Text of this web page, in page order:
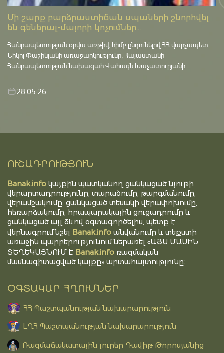
Մի շարք բարձրաստիճան սպաների շնորհվել
են գեներալ-մայորի կոչումներ...
Հանրապետության օրվա առթիվ, հիմք ընդունելով ՀՀ վարչապետ
Նիկոլ Փաշինյանի առաջարկությունը, Հայաստանի
Հանրապետության նախագահ Վահագն Խաչատուրյանի ...
28.05.26
ՈՒՇԱԴՐՈՒԹՅՈՒՆ
Banak.info կայքին պատկանող ցանկացած նյութի
վերարտադրությունը, տարածումը, թարգմանումը,
վերամշակումը, ցանկացած տեսակի վերափոխումը,
հեռարձակումը, հրապարակային ցուցադրումը և
ցանկացած այլ ձևով օգտագործելիս, պետք է
վերնագրում նշել Banak.info անվանումը և տեքստի
առաջին պարբերությունում ներառել «ԱՅՍ ՄԱՍԻՆ
ՏԵՂԵԿԱՑՆՈՒՄ Է Banak.info ռազմական
մասնագիտացված կայքը» արտահայտությունը։
ՕԳՏԱԿԱՐ ՀՂՈՒՄՆԵՐ
ՀՀ Պաշտպանության նախարարություն
ԼՂՀ Պաշտպանության նախարարություն
Ռազմաճակատային լուրեր Դավիթ Թորոսյանից